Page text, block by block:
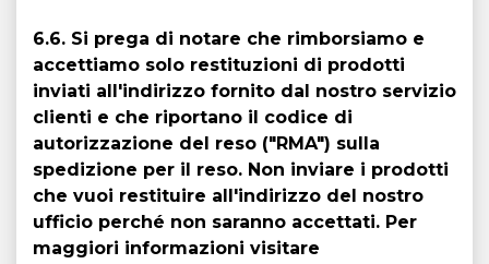
6.6. Si prega di notare che rimborsiamo e
accettiamo solo restituzioni di prodotti
inviati all'indirizzo fornito dal nostro servizio
clienti e che riportano il codice di
autorizzazione del reso ("RMA") sulla
spedizione per il reso. Non inviare i prodotti
che vuoi restituire all'indirizzo del nostro
ufficio perché non saranno accettati. Per
maggiori informazioni visitare